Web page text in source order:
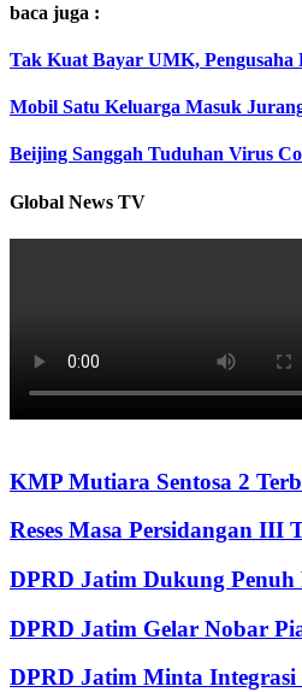
baca juga :
Tak Kuat Bayar UMK,
Mobil Satu Keluarga Masuk
Beijing Sanggah Tuduhan Virus
Global News TV
KMP Mutiara Sentosa 2
Reses Masa Persidangan
DPRD Jatim Dukung Penuh
DPRD Jatim Gelar Nobar
DPRD Jatim Minta